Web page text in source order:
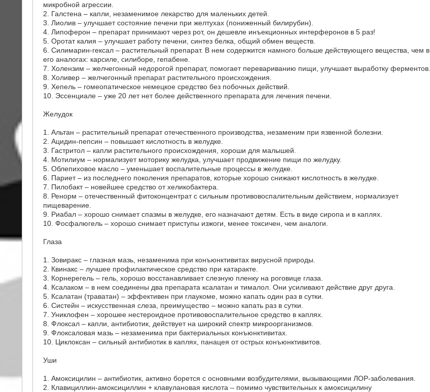
микробной агрессии.
2. Галстена – капли, незаменимое лекарство для маленьких детей.
3. Лиолив – улучшает состояние печени при желтухах (пониженный билирубин).
4. Липоферон – препарат принимают через рот, он дешевле инъекционных интерферонов в 5 раз!
5. Оротат калия – улучшает работу печени, синтез белка, общий обмен веществ.
6. Силимарин-гексал – растительный препарат. В нем содержится намного больше действующего вещества, чем в
его аналогах: карсиле, силиборе, гепабене.
7. Холензим – желчегонный недорогой препарат, помогает перевариванию пищи, улучшает выработку ферментов.
8. Холивер – желчегонный препарат растительного происхождения.
9. Хепель – гомеопатическое немецкое средство без побочных действий.
10. Эссенциале – уже 20 лет нет более действенного препарата для лечения печени.
Желудок
1. Альтан – растительный препарат отечественного производства, незаменим при язвенной болезни.
2. Ацидин-пепсин – повышает кислотность в желудке.
3. Гастритол – капли растительного происхождения, хороши для малышей.
4. Мотилиум – нормализует моторику желудка, улучшает продвижение пищи по желудку.
5. Облепиховое масло – уменьшает воспалительные процессы в желудке.
6. Париет – из последнего поколения препаратов, которые хорошо снижают кислотность в желудке.
7. Пилобакт – новейшее средство от хеликобактера.
8. Ренорм – отечественный фитоконцентрат с сильным противовоспалительным действием, нормализует
пищеварение.
9. Риабал – хорошо снимает спазмы в желудке, его назначают детям. Есть в виде сиропа и в каплях.
10. Фосфалюгель – хорошо снимает приступы изжоги, менее токсичен, чем аналоги.
Глаза
1. Зовиракс – глазная мазь, незаменима при конъюнктивитах вирусной природы.
2. Квинакс – лучшее профилактическое средство при катаракте.
3. Корнерегель – гель, хорошо восстанавливает слезную пленку на роговице глаза.
4. Ксалаком – в нем соединены два препарата ксалатан и тималол. Они усиливают действие друг друга.
5. Ксалатан (траватан) – эффективен при глаукоме, можно капать один раз в сутки.
6. Систейн – искусственная слеза, преимущество – можно капать раз в сутки.
7. Униклофен – хорошее нестероидное противовоспалительное средство в каплях.
8. Флоксал – капли, антибиотик, действует на широкий спектр микроорганизмов.
9. Флоксаловая мазь – незаменима при бактериальных конъюнктивитах.
10. Циклоксан – сильный антибиотик в каплях, панацея от острых конъюнктивитов.
Уши
1. Амоксицилин – антибиотик, активно борется с основными возбудителями, вызывающими ЛОР-заболевания.
2. Клавициллин-амоксициллин + клавулановая кислота – помимо чувствительных к амоксицилину